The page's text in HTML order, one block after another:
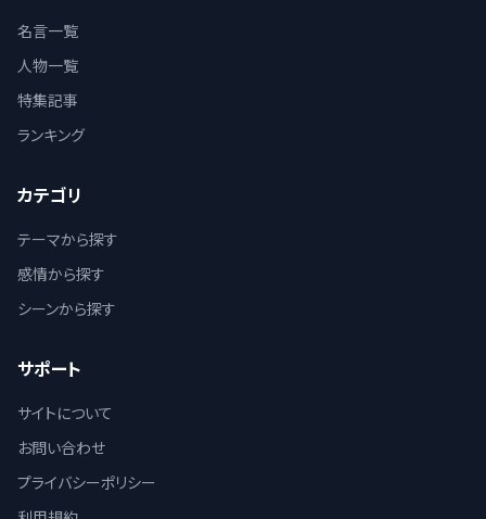
名言一覧
人物一覧
特集記事
ランキング
カテゴリ
テーマから探す
感情から探す
シーンから探す
サポート
サイトについて
お問い合わせ
プライバシーポリシー